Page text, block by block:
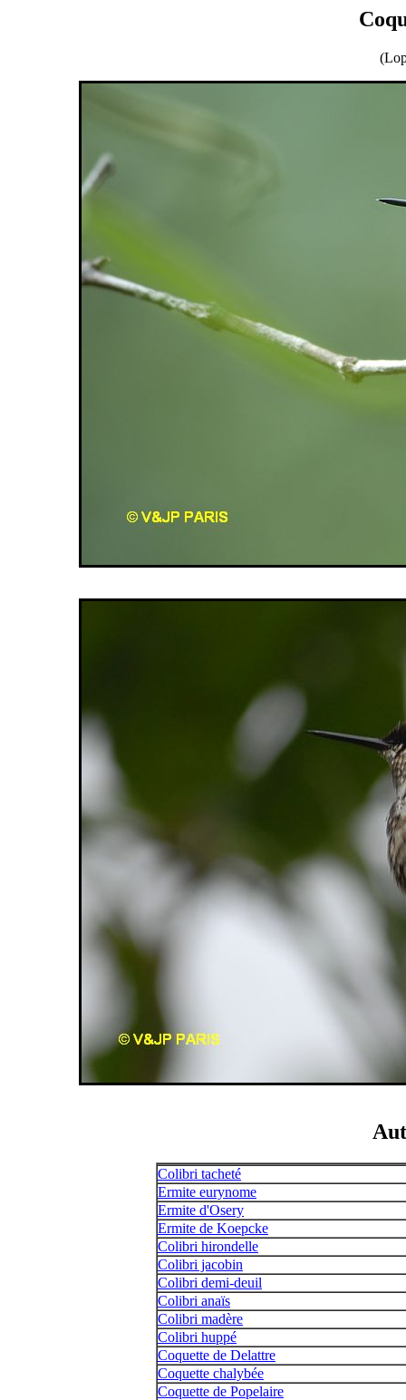
Colibri tacheté
Ermite eurynome
Ermite d'Osery
Ermite de Koepcke
Colibri hirondelle
Colibri jacobin
Colibri demi-deuil
Colibri anaïs
Colibri madère
Colibri huppé
Coquette de Delattre
Coquette chalybée
Coquette de Popelaire